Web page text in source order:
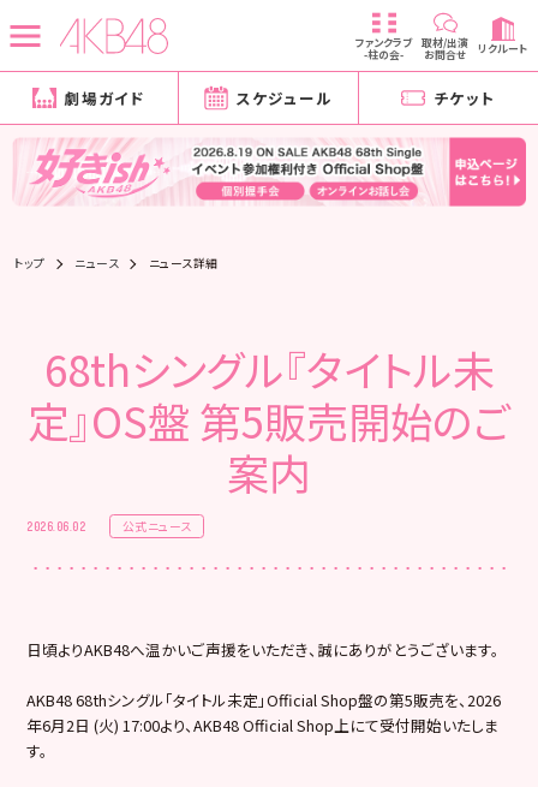
ファンクラブ
-柱の会-
取材/出演
お問合せ リクルート
劇場ガイド スケジュール チケット
トップ ニュース ニュース詳細
68thシングル『タイトル未
定』OS盤 第5販売開始のご
案内
2026.06.02 公式ニュース
日頃よりAKB48へ温かいご声援をいただき、誠にありがとうございます。
AKB48 68thシングル「タイトル未定」Official Shop盤の第5販売を、2026
年6月2日 (火) 17:00より、AKB48 Official Shop上にて受付開始いたしま
す。